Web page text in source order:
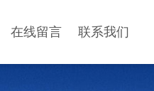
在线留言 联系我们